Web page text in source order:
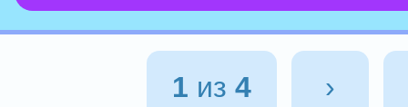
1 из 4 ›